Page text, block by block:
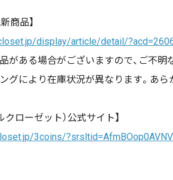
商品】
display/article/detail/
がある場合がございますので、ご不明
グにより在庫状況が異なります。あら
クローゼット）公式サイト】
3coins/